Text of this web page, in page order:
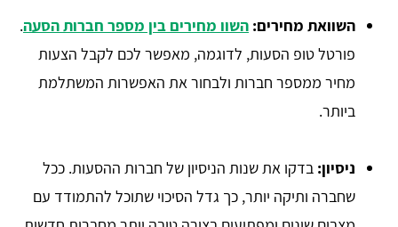
השוואת מחירים: השוו מחירים בין מספר חברות הסעה.
פורטל טופ הסעות, לדוגמה, מאפשר לכם לקבל הצעות
מחיר ממספר חברות ולבחור את האפשרות המשתלמת
ביותר.
ניסיון: בדקו את שנות הניסיון של חברות ההסעות. ככל
שחברה ותיקה יותר, כך גדל הסיכוי שתוכל להתמודד עם